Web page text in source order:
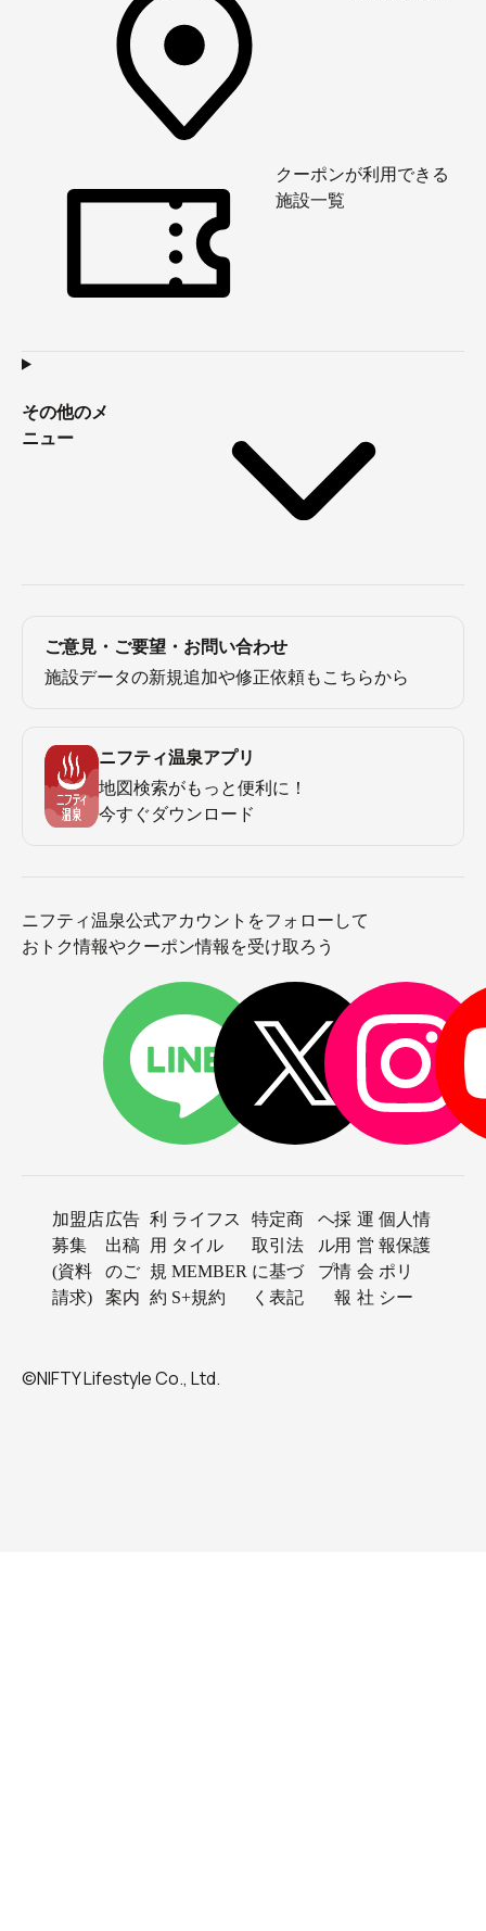
クーポンが利用できる
施設一覧
その他のメ
ニュー
ご意見・ご要望・お問い合わせ
施設データの新規追加や修正依頼もこちらから
ニフティ温泉アプリ
地図検索がもっと便利に！
今すぐダウンロード
ニフティ温泉公式アカウントをフォローして
おトク情報やクーポン情報を受け取ろう
加盟店
募集
(資料
請求)
広告
出稿
のご
案内
利
用
規
約
ライフス
タイル
MEMBER
S+規約
特定商
取引法
に基づ
く表記
ヘ
ル
プ
採
用
情
報
運
営
会
社
個人情
報保護
ポリ
シー
©NIFTY Lifestyle Co., Ltd.